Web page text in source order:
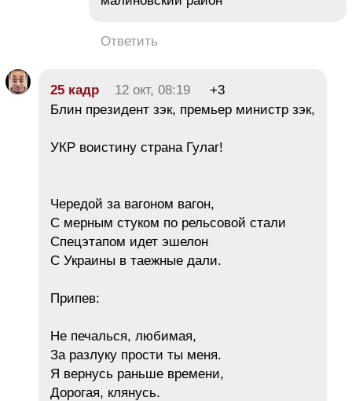
Ответить
25 кадр 12 окт, 08:19
+3
Блин президент зэк, премьер министр зэк,
УКР воистину страна Гулаг!
Чередой за вагоном вагон,
С мерным стуком по рельсовой стали
Спецэтапом идет эшелон
С Украины в таежные дали.
Припев:
Не печалься, любимая,
За разлуку прости ты меня.
Я вернусь раньше времени,
Дорогая, клянусь.